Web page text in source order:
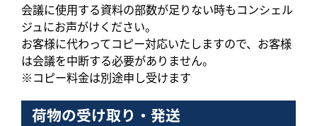
会議に使用する資料の部数が足りない時もコンシェル
ジュにお声がけください。
お客様に代わってコピー対応いたしますので、お客様
は会議を中断する必要がありません。
※コピー料金は別途申し受けます
荷物の受け取り・発送